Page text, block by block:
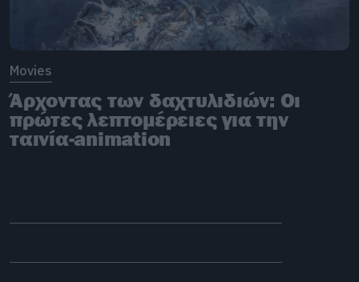
Movies
Άρχοντας των δαχτυλιδιών: Οι
πρώτες λεπτομέρειες για την
ταινία-animation